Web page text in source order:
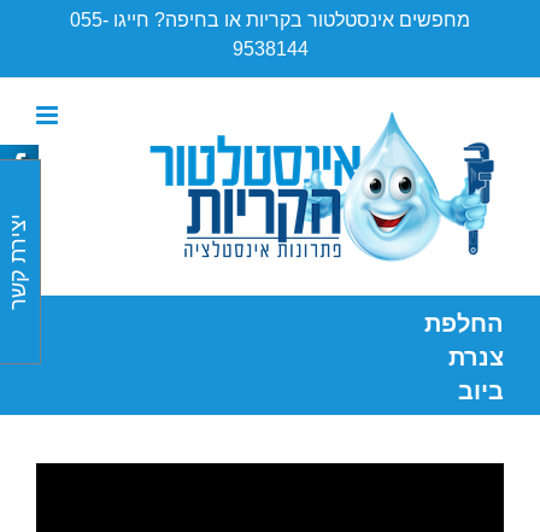
content
מחפשים אינסטלטור בקריות או בחיפה? חייגו 055-
9538144
החלפת
צנרת
ביוב
יצירת קשר